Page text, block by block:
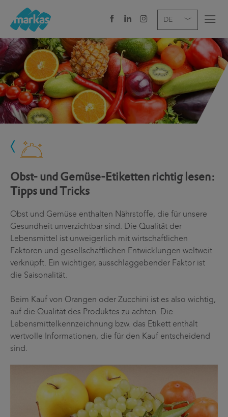
DE
IT
EN
UNTERNEHMEN
LEISTUNGEN
BRANCHE
KARRIERE
STANDORTE
Obst- und Gemüse-Etiketten richtig lesen:
Tipps und Tricks
Obst und Gemüse enthalten Nährstoffe, die für unsere
Gesundheit unverzichtbar sind. Die Qualität der
Lebensmittel ist unweigerlich mit wirtschaftlichen
Faktoren und gesellschaftlichen Entwicklungen weltweit
verknüpft. Ein wichtiger, ausschlaggebender Faktor ist
die Saisonalität.
Beim Kauf von Orangen oder Zucchini ist es also wichtig,
auf die Qualität des Produktes zu achten. Die
Lebensmittelkennzeichnung bzw. das Etikett enthält
wertvolle Informationen, die für den Kauf entscheidend
sind.